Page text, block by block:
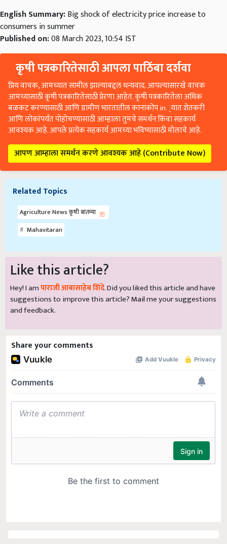
English Summary:Big shock of electricity price increase to
consumers in summer
Published on:08 March 2023, 10:54 IST
कृषी पत्रकारितेसाठी आपला पाठिंबा दर्शवा
प्रिय वाचक, आमच्यात सामील झाल्याबद्दल धन्यवाद. आपल्यासारखे वाचक
आमच्यासाठी कृषी पत्रकारितेसाठी प्रेरणा आहेत. कृषी पत्रकारितेला अधिक
बळकट करण्यासाठी आणि ग्रामीण भारतातील कानाकोप in्यात शेतकरी
आणि लोकांपर्यंत पोहोचण्यासाठी आम्हाला तुमचे समर्थन किंवा सहकार्य
आवश्यक आहे. आपले प्रत्येक सहकार्य आमच्या भविष्यासाठी मोलाचे आहे.
आपण आम्हाला समर्थन करणे आवश्यक आहे (Contribute Now)
Related Topics
Agriculture News कृषी बातम्या
Mahavitaran
Like this article?
Hey! I amपाराजी आबासाहेब शिंदे. Did you liked this article and have
suggestions to improve this article?Mailme your suggestions
and feedback.
Share your comments